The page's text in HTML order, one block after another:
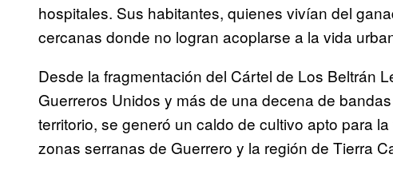
hospitales. Sus habitantes, quienes vivían del
cercanas donde no logran acoplarse a la vida
Desde la fragmentación del Cártel de Los Beltrán
Guerreros Unidos y más de una decena de
territorio, se generó un caldo de cultivo apto para
zonas serranas de Guerrero y la región de Tierra